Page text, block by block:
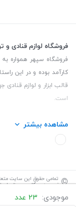
موجودی: 23 عدد
فروشگاه لوازم قنادی و
فروشگاه سپهر همواره به
کارآمد بوده و در این
قالب ابزار و لوازم
است.
این فروشگاه تمام
عرضه نماید.
مشاهده بیشتر
© تمامی حقوق این سایت
نویسی:سپکام سیستم